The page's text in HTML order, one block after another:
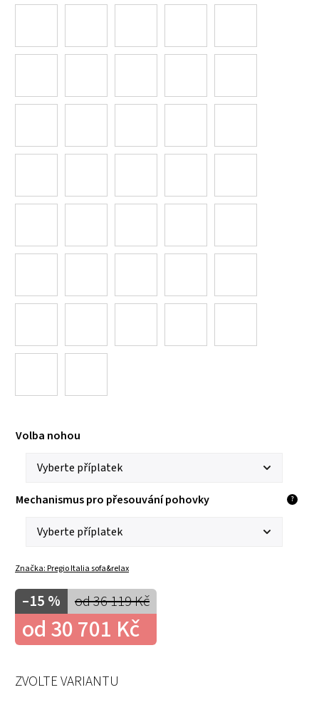
Volba nohou
Mechanismus pro přesouvání pohovky ?
Značka:Pregio Italia sofa&relax
od 36 119 Kč
–15 %
od30 701 Kč
ZVOLTE VARIANTU